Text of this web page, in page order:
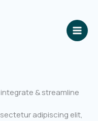
& streamline
adipiscing elit,